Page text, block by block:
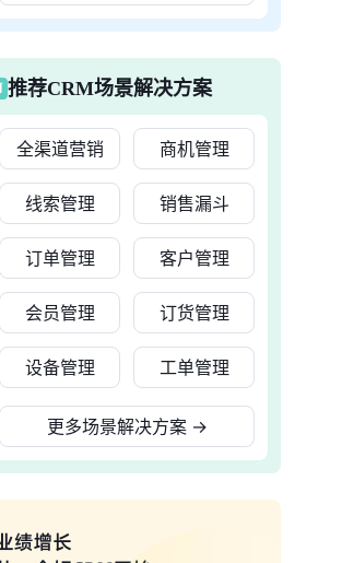
推荐CRM场景解决方案
全渠道营销 商机管理
线索管理 销售漏斗
订单管理 客户管理
会员管理 订货管理
设备管理 工单管理
更多场景解决方案 →